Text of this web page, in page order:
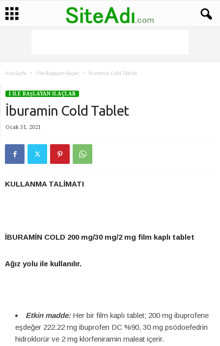
Ana Sayfa I İle Başlayan İlaçlar İburamin Cold Tablet
I İLE BAŞLAYAN İLAÇLAR
İburamin Cold Tablet
Ocak 31, 2021
KULLANMA TALİMATI
İBURAMİN COLD 200 mg/30 mg/2 mg film kaplı tablet
Ağız yolu ile kullanılır.
Etkin madde: Her bir film kaplı tablet; 200 mg ibuprofene
eşdeğer 222.22 mg ibuprofen DC %90, 30 mg psödoefedrin
hidroklorür ve 2 mg klorfeniramin maleat içerir.